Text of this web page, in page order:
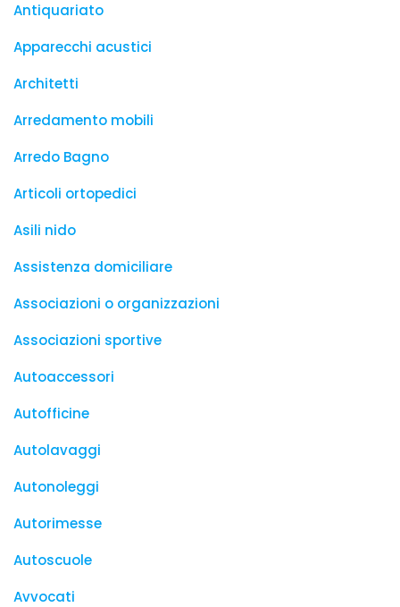
Antiquariato
Apparecchi acustici
Architetti
Arredamento mobili
Arredo Bagno
Articoli ortopedici
Asili nido
Assistenza domiciliare
Associazioni o organizzazioni
Associazioni sportive
Autoaccessori
Autofficine
Autolavaggi
Autonoleggi
Autorimesse
Autoscuole
Avvocati